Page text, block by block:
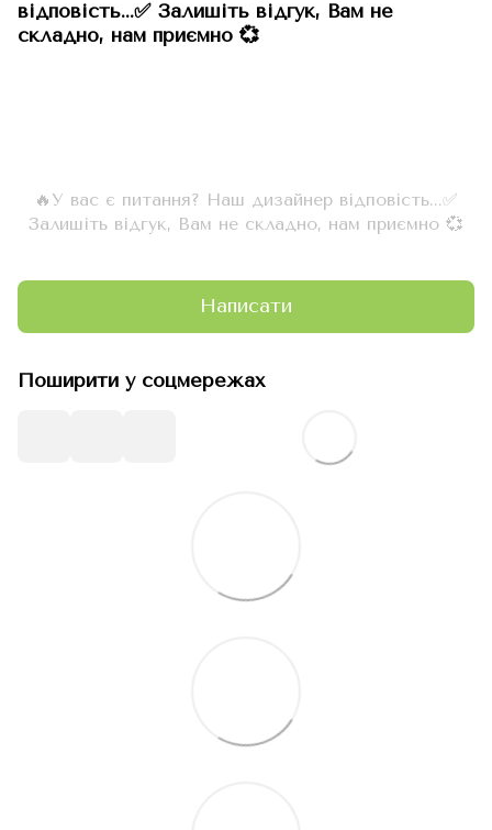
відповість...✅ Залишіть відгук, Вам не
складно, нам приємно 💞
🔥У вас є питання? Наш дизайнер відповість...✅
Залишіть відгук, Вам не складно, нам приємно 💞
Написати
Поширити у соцмережах